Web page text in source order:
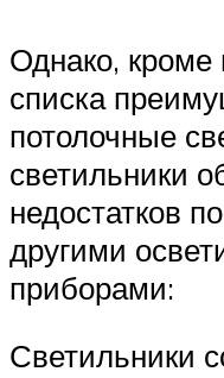
Однако,
списка
потолочные
светильники
недостатков
другими
приборами:
Светильники